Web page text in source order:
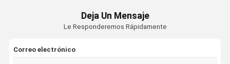
Deja Un Mensaje
Le Responderemos Rápidamente
Correo electrónico